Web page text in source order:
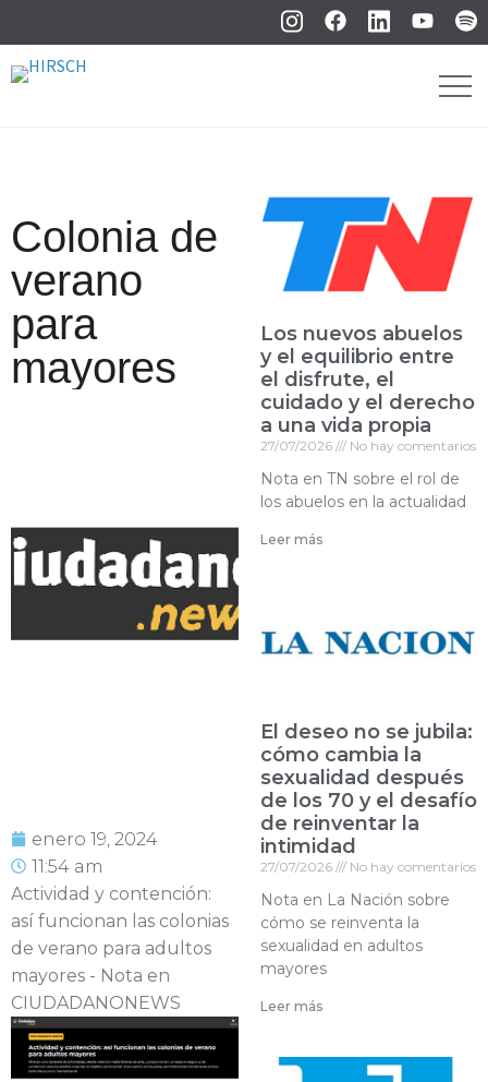
Colonia de
verano
para
mayores
enero 19, 2024
11:54 am
Actividad y contención:
así funcionan las colonias
de verano para adultos
mayores - Nota en
CIUDADANONEWS
Los nuevos abuelos
y el equilibrio entre
el disfrute, el
cuidado y el derecho
a una vida propia
27/07/2026 No hay comentarios
Nota en TN sobre el rol de
los abuelos en la actualidad
Leer más
El deseo no se jubila:
cómo cambia la
sexualidad después
de los 70 y el desafío
de reinventar la
intimidad
27/07/2026 No hay comentarios
Nota en La Nación sobre
cómo se reinventa la
sexualidad en adultos
mayores
Leer más